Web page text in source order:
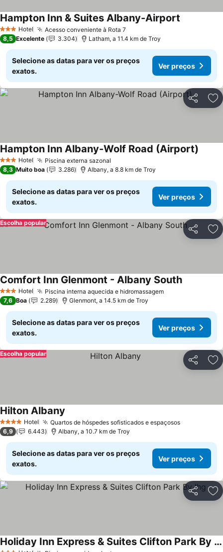
3 EstrelasHotel Acesso conveniente à Rota 7
Hampton Inn & Suites Albany-Airport
8,5 Excelente 3.304 Latham, a 11.4 km de Troy
Selecione as datas para ver os preços
exatos.
Ver preços
Partilhar
3 EstrelasHotel Piscina externa sazonal
Hampton Inn Albany-Wolf Road (Airport)
8,3 Muito boa 3.286 Albany, a 8.8 km de Troy
Selecione as datas para ver os preços
exatos.
Ver preços
Partilhar
Escolha popular
3 EstrelasHotel Piscina interna aquecida e hidromassagem
Comfort Inn Glenmont - Albany South
7,6 Boa 2.289 Glenmont, a 14.5 km de Troy
Selecione as datas para ver os preços
exatos.
Ver preços
Partilhar
Escolha popular
4 EstrelasHotel Quartos de hóspedes sofisticados e espaçosos
Hilton Albany
6,9 6.443 Albany, a 10.7 km de Troy
Selecione as datas para ver os preços
exatos.
Ver preços
Partilhar
Holiday Inn Express & Suites Clifton Park By Ihg